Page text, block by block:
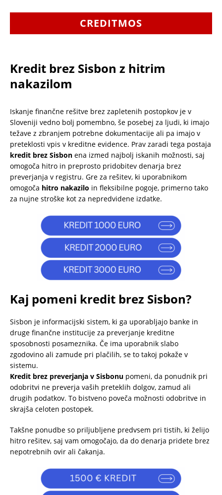
CREDITMOS
Kredit brez Sisbon z hitrim
nakazilom
Iskanje finančne rešitve brez zapletenih postopkov je v
Sloveniji vedno bolj pomembno, še posebej za ljudi, ki imajo
težave z zbranjem potrebne dokumentacije ali pa imajo v
preteklosti vpis v kreditne evidence. Prav zaradi tega postaja
kredit brez Sisbon ena izmed najbolj iskanih možnosti, saj
omogoča hitro in preprosto pridobitev denarja brez
preverjanja v registru. Gre za rešitev, ki uporabnikom
omogoča hitro nakazilo in fleksibilne pogoje, primerno tako
za nujne stroške kot za nepredvidene izdatke.
Kaj pomeni kredit brez Sisbon?
Sisbon je informacijski sistem, ki ga uporabljajo banke in
druge finančne institucije za preverjanje kreditne
sposobnosti posameznika. Če ima uporabnik slabo
zgodovino ali zamude pri plačilih, se to takoj pokaže v
sistemu.
Kredit brez preverjanja v Sisbonu pomeni, da ponudnik pri
odobritvi ne preverja vaših preteklih dolgov, zamud ali
drugih podatkov. To bistveno poveča možnosti odobritve in
skrajša celoten postopek.
Takšne ponudbe so priljubljene predvsem pri tistih, ki želijo
hitro rešitev, saj vam omogočajo, da do denarja pridete brez
nepotrebnih ovir ali čakanja.